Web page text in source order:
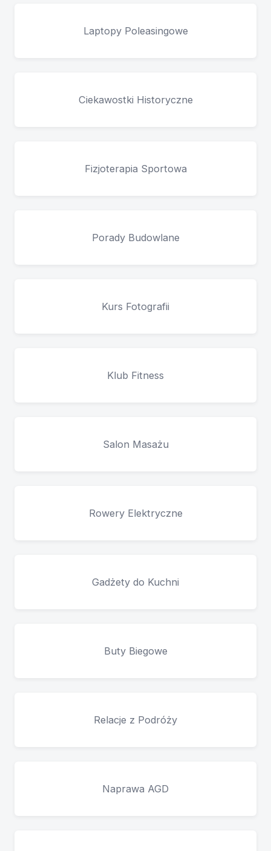
Laptopy Poleasingowe
Ciekawostki Historyczne
Fizjoterapia Sportowa
Porady Budowlane
Kurs Fotografii
Klub Fitness
Salon Masażu
Rowery Elektryczne
Gadżety do Kuchni
Buty Biegowe
Relacje z Podróży
Naprawa AGD